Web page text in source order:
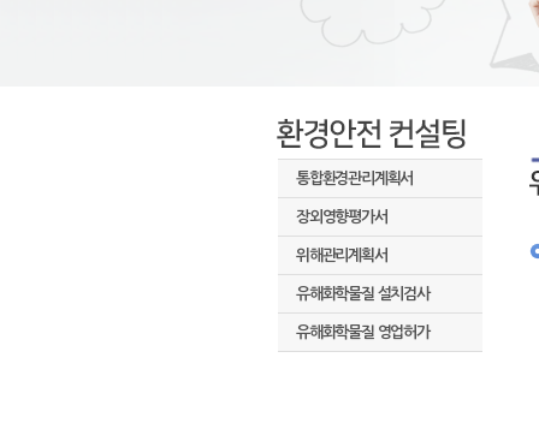
통합환경관리계획서
장외영향평가서
위해관리계획서
유해화학물질 설치검사
유해화학물질 영업허가